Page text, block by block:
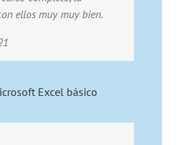
ellos muy muy bien.
Excel básico